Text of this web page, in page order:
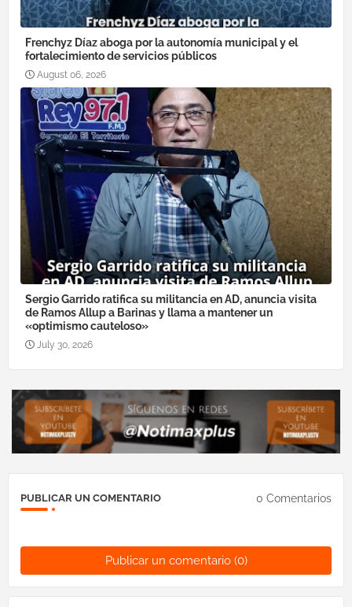
Frenchyz Díaz aboga por la autonomía municipal y el
fortalecimiento de servicios públicos
August 06, 2026
Sergio Garrido ratifica su militancia en AD, anuncia visita
de Ramos Allup a Barinas y llama a mantener un
«optimismo cauteloso»
July 30, 2026
PUBLICAR UN COMENTARIO 0 Comentarios
Publicar un comentario (0)